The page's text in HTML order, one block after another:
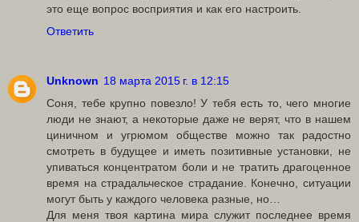
это еще вопрос восприятия и как его настроить.
Ответить
Unknown 18 марта 2015 г. в 12:15
Соня, тебе крупно повезло! У тебя есть то, чего многие
люди не знают, а некоторые даже не верят, что в нашем
циничном и угрюмом обществе можно так радостно
смотреть в будущее и иметь позитивные установки, не
упиваться концентратом боли и не тратить драгоценное
время на страдальческое страдание. Конечно, ситуации
могут быть у каждого человека разные, но…
Для меня твоя картина мира служит последнее время